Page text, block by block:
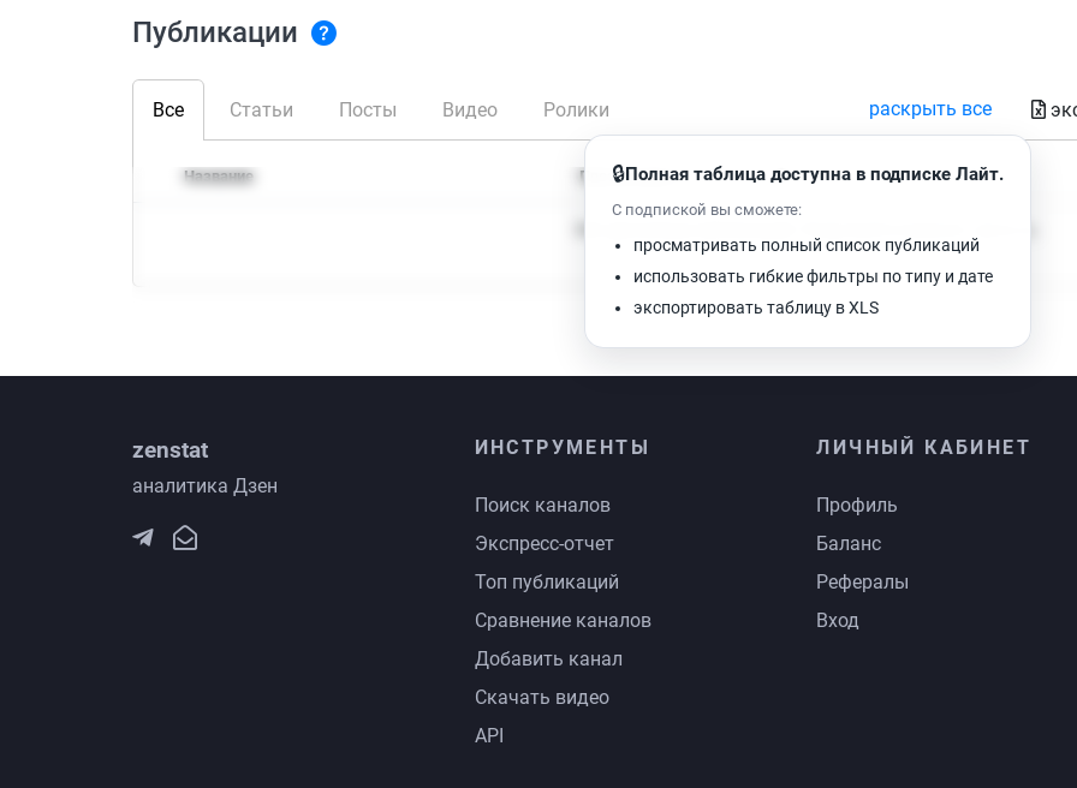
Публикации
Все Статьи Посты Видео Ролики раскрыть все
Название Просмотров Время чтения
🔒Полная таблица доступна в подписке Лайт.
С подпиской вы сможете:
просматривать полный список публикаций
использовать гибкие фильтры по типу и дате
экспортировать таблицу в XLS
zenstat
аналитика Дзен
ИНСТРУМЕНТЫ
Поиск каналов
Экспресс-отчет
Топ публикаций
Сравнение каналов
Добавить канал
Скачать видео
API
ЛИЧНЫЙ КАБИНЕТ
Профиль
Баланс
Рефералы
Вход